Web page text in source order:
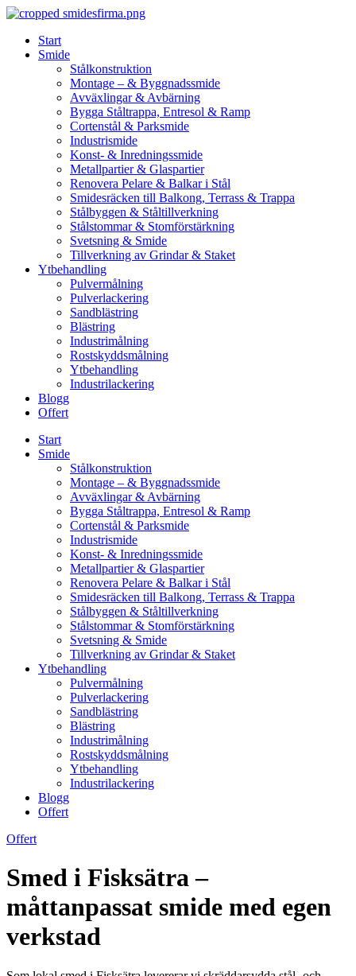
Skip
contentStart
Smide
Stålkonstruktion
Montage – & Byggnadssmide
Avväxlingar & Avbärning
Bygga Ståltrappa, Entresol & Ramp
Cortenstål & Parksmide
Industrismide
Konst- & Inredningssmide
Metallpartier & Glaspartier
Renovera Pelare & Balkar i Stål
Smidesräcken till Balkong, Terrass & Trappa
Stålbyggen & Ståltillverkning
Stålstommar & Stomförstärkning
Svetsning & Smide
Tillverkning av Grindar & Staket
Ytbehandling
Pulvermålning
Pulverlackering
Sandblästring
Blästring
Industrimålning
Rostskyddsmålning
Ytbehandling
Industrilackering
Blogg
Offert
Start
Smide
Stålkonstruktion
Montage – & Byggnadssmide
Avväxlingar & Avbärning
Bygga Ståltrappa, Entresol & Ramp
Cortenstål & Parksmide
Industrismide
Konst- & Inredningssmide
Metallpartier & Glaspartier
Renovera Pelare & Balkar i Stål
Smidesräcken till Balkong, Terrass & Trappa
Stålbyggen & Ståltillverkning
Stålstommar & Stomförstärkning
Svetsning & Smide
Tillverkning av Grindar & Staket
Ytbehandling
Pulvermålning
Pulverlackering
Sandblästring
Blästring
Industrimålning
Rostskyddsmålning
Ytbehandling
Industrilackering
Blogg
Offert
Offert
Smed i Fisksätra –
måttanpassat smide med egen
verkstad